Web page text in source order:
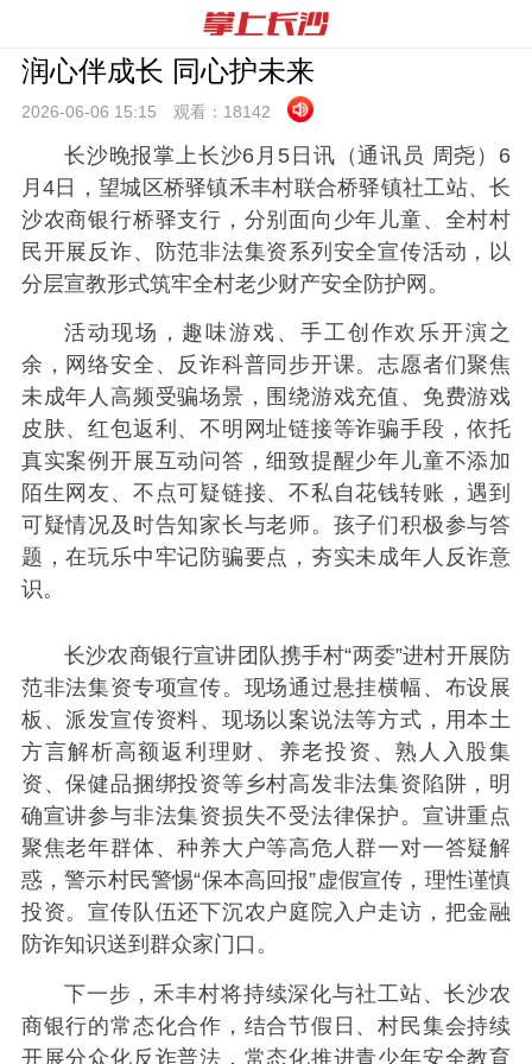
润心伴成长 同心护未来
2026-06-06 15:15 观看： 18142
长沙晚报掌上长沙6月5日讯（通讯员 周尧）6
月4日，望城区桥驿镇禾丰村联合桥驿镇社工站、长
沙农商银行桥驿支行，分别面向少年儿童、全村村
民开展反诈、防范非法集资系列安全宣传活动，以
分层宣教形式筑牢全村老少财产安全防护网。
活动现场，趣味游戏、手工创作欢乐开演之
余，网络安全、反诈科普同步开课。志愿者们聚焦
未成年人高频受骗场景，围绕游戏充值、免费游戏
皮肤、红包返利、不明网址链接等诈骗手段，依托
真实案例开展互动问答，细致提醒少年儿童不添加
陌生网友、不点可疑链接、不私自花钱转账，遇到
可疑情况及时告知家长与老师。孩子们积极参与答
题，在玩乐中牢记防骗要点，夯实未成年人反诈意
识。
长沙农商银行宣讲团队携手村“两委”进村开展防
范非法集资专项宣传。现场通过悬挂横幅、布设展
板、派发宣传资料、现场以案说法等方式，用本土
方言解析高额返利理财、养老投资、熟人入股集
资、保健品捆绑投资等乡村高发非法集资陷阱，明
确宣讲参与非法集资损失不受法律保护。宣讲重点
聚焦老年群体、种养大户等高危人群一对一答疑解
惑，警示村民警惕“保本高回报”虚假宣传，理性谨慎
投资。宣传队伍还下沉农户庭院入户走访，把金融
防诈知识送到群众家门口。
下一步，禾丰村将持续深化与社工站、长沙农
商银行的常态化合作，结合节假日、村民集会持续
开展分众化反诈普法，常态化推进青少年安全教育